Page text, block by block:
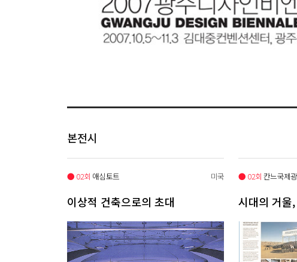
본전시
● 02회 애심토트 미국
이상적 건축으로의 초대
● 02회 칸느국제
시대의 거울